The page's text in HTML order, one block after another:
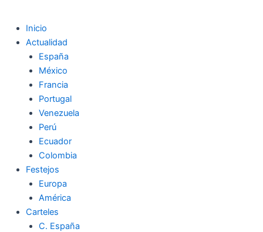
Inicio
Actualidad
España
México
Francia
Portugal
Venezuela
Perú
Ecuador
Colombia
Festejos
Europa
América
Carteles
C. España